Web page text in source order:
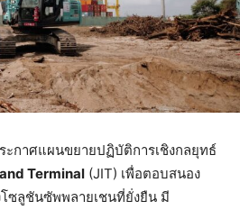
ะกาศแผนขยายปฏิบัติการเชิงกลยุทธ์
Terminal (JIT) เพื่อตอบสนอง
ซลูชันซัพพลายเชนที่ยั่งยืน มี